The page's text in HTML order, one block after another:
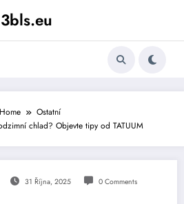
3bls.eu
Home
Ostatní
chlad? Objevte tipy od TATUUM
31 Října, 2025 0 Comments